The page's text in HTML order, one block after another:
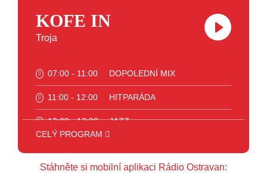
KOFE IN
Troja
07:00 - 11:00 DOPOLEDNÍ MIX
11:00 - 12:00 HITPARÁDA
12:00 - 13:00 JAZZ
14:00 - 15:00 FOLK
CELÝ PROGRAM
Stáhněte si mobilní aplikaci Rádio Ostravan: